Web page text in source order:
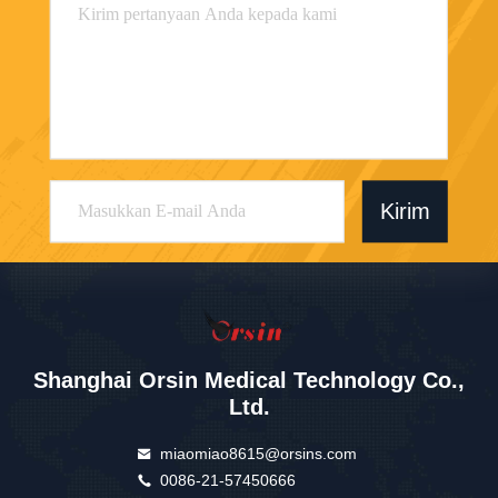
Kirim
Shanghai Orsin Medical Technology Co.,
Ltd.
miaomiao8615@orsins.com
0086-21-57450666